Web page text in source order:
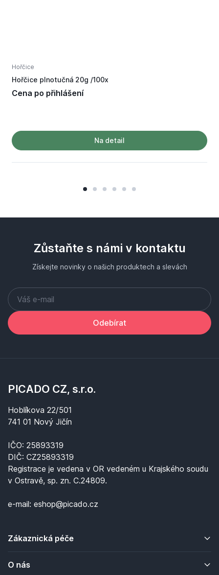
Hořčice
Hořčice plnotučná 20g /100x
Cena po přihlášení
Na detail
Zůstaňte s námi v kontaktu
Získejte novinky o našich produktech a slevách
Odebírat
PICADO CZ, s.r.o.
Hoblíkova 22/501
741 01 Nový Jičín
IČO: 25893319
DIČ: CZ25893319
Registrace je vedena v OR vedeném u Krajského soudu
v Ostravě, sp. zn. C.24809.
e-mail: eshop@picado.cz
Zákaznická péče
O nás